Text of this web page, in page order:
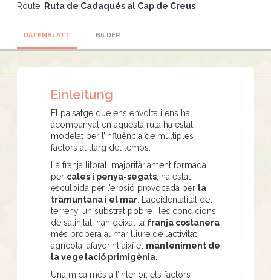
Route: Ruta de Cadaqués al Cap de Creus
DATENBLATT BILDER
Einleitung
El paisatge que ens envolta i ens ha
acompanyat en aquesta ruta ha estat
modelat per l’influència de múltiples
factors al llarg del temps.
La franja litoral, majoritàriament formada
per cales i penya-segats , ha estat
esculpida per l’erosió provocada per la
tramuntana i el mar . L’accidentalitat del
terreny, un substrat pobre i les condicions
de salinitat, han deixat la franja costanera
més propera al mar lliure de l’activitat
agrícola, afavorint així el manteniment de
la vegetació primigènia.
Una mica més a l’interior, els factors